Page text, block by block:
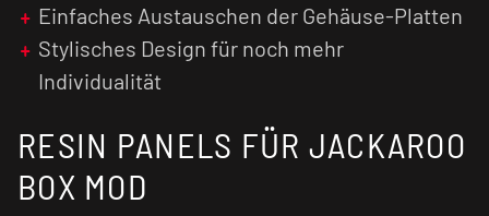
Einfaches Austauschen der Gehäuse-Platten
Stylisches Design für noch mehr
Individualität
RESIN PANELS FÜR JACKAROO
BOX MOD